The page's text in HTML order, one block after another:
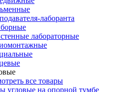
лаборанта
лабораторные
все товары
угловые на опорной тумбе